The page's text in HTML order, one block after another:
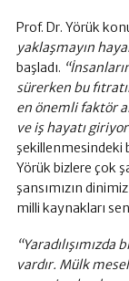
Prof. Dr. Yörük
yaklaşmayın
başladı.
sürerken bu
en önemli faktör
ve iş hayatı
şekillenmesindeki
Yörük bizlere çok
şansımızın
milli kaynakları
vardır. Mülk